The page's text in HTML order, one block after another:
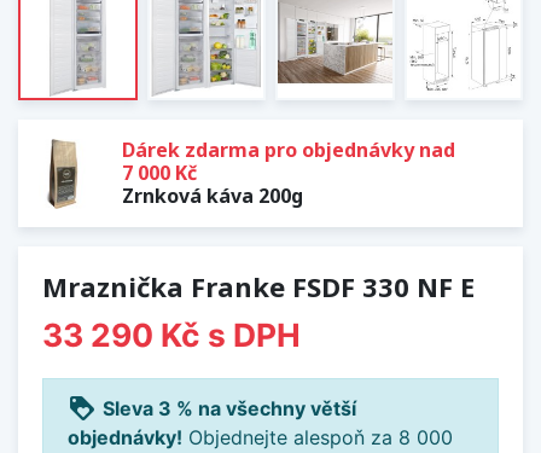
Dárek zdarma pro objednávky nad
7 000 Kč
Zrnková káva 200g
Mraznička Franke FSDF 330 NF E
33 290 Kč s DPH
loyalty Sleva 3 % na všechny větší
objednávky! Objednejte alespoň za 8 000